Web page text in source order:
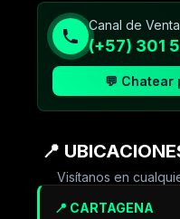
Canal de
(+57) 301
💬 Chatear
📍
Visítanos en
📍 CARTAGENA